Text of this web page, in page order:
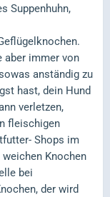
Suppenhuhn,
aber immer von
anständig zu
hast, dein Hund
verletzen,
fleischigen
Shops im
Knochen
bei
der wird